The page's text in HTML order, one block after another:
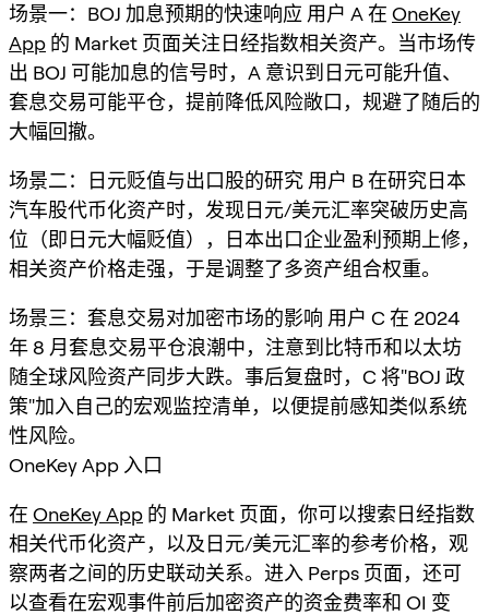
场景一：BOJ 加息预期的快速响应 用户 A 在 OneKey
App 的 Market 页面关注日经指数相关资产。当市场传
出 BOJ 可能加息的信号时，A 意识到日元可能升值、
套息交易可能平仓，提前降低风险敞口，规避了随后的
大幅回撤。
场景二：日元贬值与出口股的研究 用户 B 在研究日本
汽车股代币化资产时，发现日元/美元汇率突破历史高
位（即日元大幅贬值），日本出口企业盈利预期上修，
相关资产价格走强，于是调整了多资产组合权重。
场景三：套息交易对加密市场的影响 用户 C 在 2024
年 8 月套息交易平仓浪潮中，注意到比特币和以太坊
随全球风险资产同步大跌。事后复盘时，C 将"BOJ 政
策"加入自己的宏观监控清单，以便提前感知类似系统
性风险。
OneKey App 入口
在 OneKey App 的 Market 页面，你可以搜索日经指数
相关代币化资产，以及日元/美元汇率的参考价格，观
察两者之间的历史联动关系。进入 Perps 页面，还可
以查看在宏观事件前后加密资产的资金费率和 OI 变